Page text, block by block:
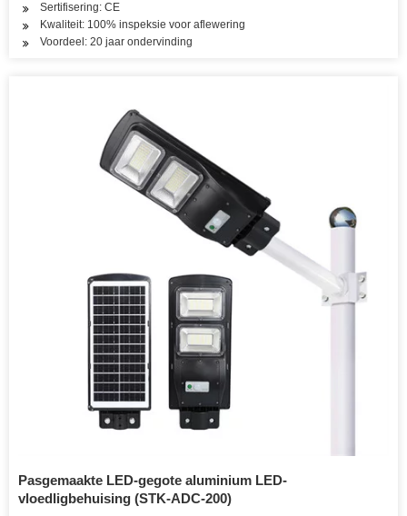
Sertifisering: CE
Kwaliteit: 100% inspeksie voor aflewering
Voordeel: 20 jaar ondervinding
Pasgemaakte LED-gegote aluminium LED-
vloedligbehuising (STK-ADC-200)